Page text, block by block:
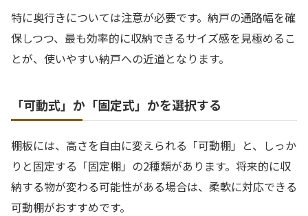
特に奥行きについては注意が必要です。納戸の通路幅を確
保しつつ、最も効率的に収納できるサイズ感を見極めるこ
とが、使いやすい納戸への近道となります。
「可動式」か「固定式」かを選択する
棚板には、高さを自由に変えられる「可動棚」と、しっか
りと固定する「固定棚」の2種類があります。将来的に収
納する物が変わる可能性がある場合は、柔軟に対応できる
可動棚がおすすめです。